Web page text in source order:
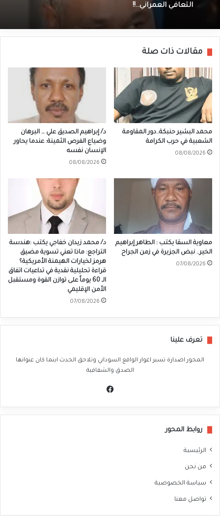
التعافي العمراني..!!
مقالات ذات صلة
محمد البشير حنبكة..دور المقاومة
الشعبية في حرب الكرامة
08/08/2026
د/ إبراهيم الصديق علي … البرهان
وضياع الفرص الثمينة: عندما يحاور
الإنسان نفسه
08/08/2026
معاوية السقا يكتب : الطاهر إبراهيم
الخير.. نبض الجزيرة في زمن الجراح
07/08/2026
د/ محمد زيدان خفاجي يكتب :هندسة
التراجع: ماذا تعني تسوية مضيق
هرمز لخيارات الهيمنة الأمريكية؟
قراءة تحليلية نقدية في تداعيات اتفاق
الـ 60 يوماً على توازن القوة ومستقبل
الأمن الإقليمي
07/08/2026
تعرف علينا
المحور اصدارة تسبر اغوار الواقع السوداني وتلاحق الحدث اينما كان عنوانها
الصدق والشفافية
روابط المحور
الرئيسية
من نحن
سياسة الخصوصية
تواصل معنا